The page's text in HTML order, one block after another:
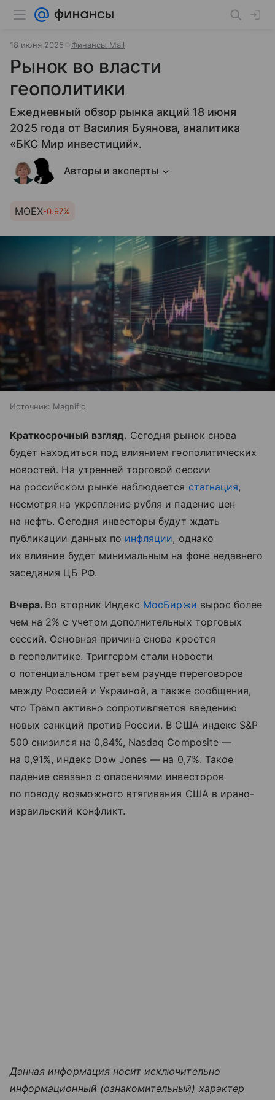
18 июня 2025 Финансы Mail
Рынок во власти
геополитики
Ежедневный обзор рынка акций 18 июня
2025 года от Василия Буянова, аналитика
«БКС Мир инвестиций».
Авторы и эксперты
MOEX-0.97%
Источник: Magnific
Краткосрочный взгляд. Сегодня рынок снова
будет находиться под влиянием геополитических
новостей. На утренней торговой сессии
на российском рынке наблюдается стагнация,
несмотря на укрепление рубля и падение цен
на нефть. Сегодня инвесторы будут ждать
публикации данных по инфляции, однако
их влияние будет минимальным на фоне недавнего
заседания ЦБ РФ.
Вчера. Во вторник Индекс МосБиржи вырос более
чем на 2% с учетом дополнительных торговых
сессий. Основная причина снова кроется
в геополитике. Триггером стали новости
о потенциальном третьем раунде переговоров
между Россией и Украиной, а также сообщения,
что Трамп активно сопротивляется введению
новых санкций против России. В США индекс S&P
500 снизился на 0,84%, Nasdaq Composite —
на 0,91%, индекс Dow Jones — на 0,7%. Такое
падение связано с опасениями инвесторов
по поводу возможного втягивания США в ирано-
израильский конфликт.
Данная информация носит исключительно
информационный (ознакомительный) характер